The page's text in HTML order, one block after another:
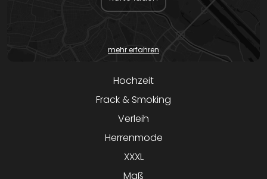
mehr erfahren
Hochzeit
Frack & Smoking
Verleih
Herrenmode
XXXL
Maß